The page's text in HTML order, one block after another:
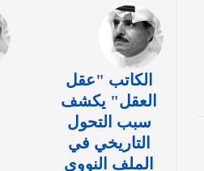
الكاتب "عقل
العقل" يكشف
سبب التحول
التاريخي في
الملف النووي